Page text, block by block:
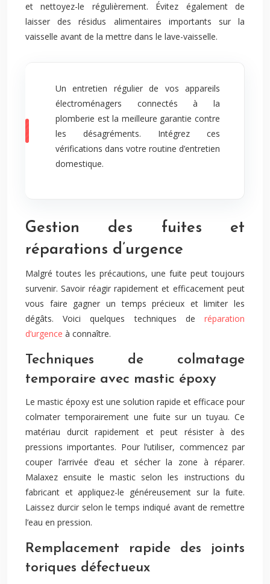
et nettoyez-le régulièrement. Évitez également de
laisser des résidus alimentaires importants sur la
vaisselle avant de la mettre dans le lave-vaisselle.
Un entretien régulier de vos appareils
électroménagers connectés à la
plomberie est la meilleure garantie contre
les désagréments. Intégrez ces
vérifications dans votre routine d’entretien
domestique.
Gestion des fuites et
réparations d’urgence
Malgré toutes les précautions, une fuite peut toujours
survenir. Savoir réagir rapidement et efficacement peut
vous faire gagner un temps précieux et limiter les
dégâts. Voici quelques techniques de réparation
d’urgence à connaître.
Techniques de colmatage
temporaire avec mastic époxy
Le mastic époxy est une solution rapide et efficace pour
colmater temporairement une fuite sur un tuyau. Ce
matériau durcit rapidement et peut résister à des
pressions importantes. Pour l’utiliser, commencez par
couper l’arrivée d’eau et sécher la zone à réparer.
Malaxez ensuite le mastic selon les instructions du
fabricant et appliquez-le généreusement sur la fuite.
Laissez durcir selon le temps indiqué avant de remettre
l’eau en pression.
Remplacement rapide des joints
toriques défectueux